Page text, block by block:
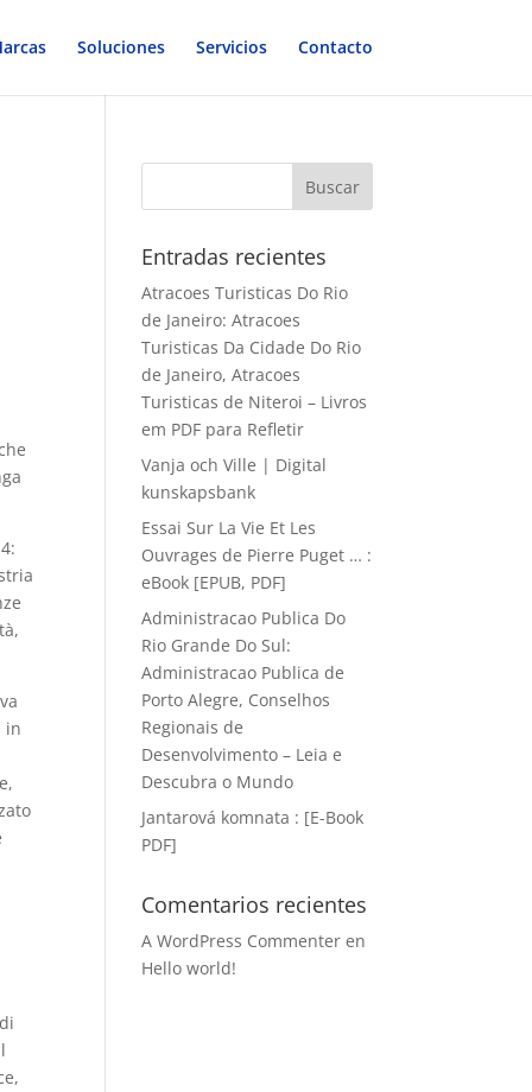
Soluciones Servicios Contacto
in
Entradas recientes
Atracoes Turisticas Do Rio
de Janeiro: Atracoes
Turisticas Da Cidade Do Rio
de Janeiro, Atracoes
Turisticas de Niteroi – Livros
em PDF para Refletir
Vanja och Ville | Digital
kunskapsbank
Essai Sur La Vie Et Les
Ouvrages de Pierre Puget … :
eBook [EPUB, PDF]
Administracao Publica Do
Rio Grande Do Sul:
Administracao Publica de
Porto Alegre, Conselhos
Regionais de
Desenvolvimento – Leia e
Descubra o Mundo
Jantarová komnata : [E-Book
PDF]
Comentarios recientes
A WordPress Commenter en
Hello world!